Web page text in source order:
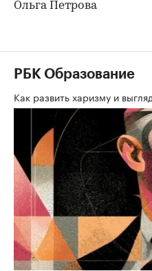
Ольга Петрова
РБК Образование
Как развить харизму и